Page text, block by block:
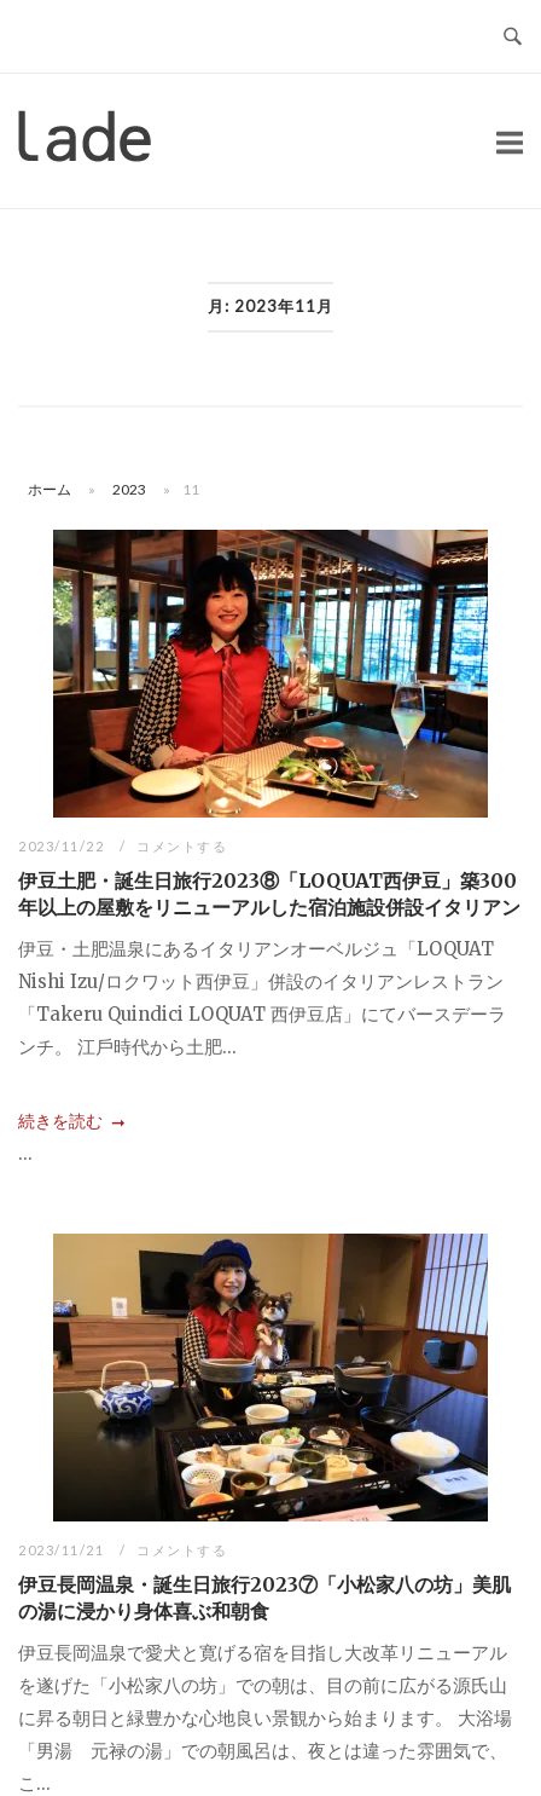
ー
月: 2023年11月
ホーム » 2023 » 11
2023/11/22 コメントする
伊豆土肥・誕生日旅行2023⑧「LOQUAT西伊豆」築300
年以上の屋敷をリニューアルした宿泊施設併設イタリアン
伊豆・土肥温泉にあるイタリアンオーベルジュ「LOQUAT
Nishi Izu/ロクワット西伊豆」併設のイタリアンレストラン
「Takeru Quindici LOQUAT 西伊豆店」にてバースデーラ
ンチ。 江⼾時代から⼟肥...
続きを読む
...
2023/11/21 コメントする
伊豆長岡温泉・誕生日旅行2023⑦「小松家八の坊」美肌
の湯に浸かり身体喜ぶ和朝食
伊豆長岡温泉で愛犬と寛げる宿を目指し大改革リニューアル
を遂げた「小松家八の坊」での朝は、目の前に広がる源氏山
に昇る朝日と緑豊かな心地良い景観から始まります。 大浴場
「男湯 元禄の湯」での朝風呂は、夜とは違った雰囲気で、
こ...